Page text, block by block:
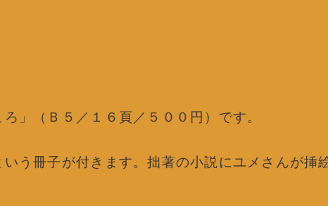
」（Ｂ５／１６頁／５００円）です。
う冊子が付きます。拙著の小説にユメさんが挿